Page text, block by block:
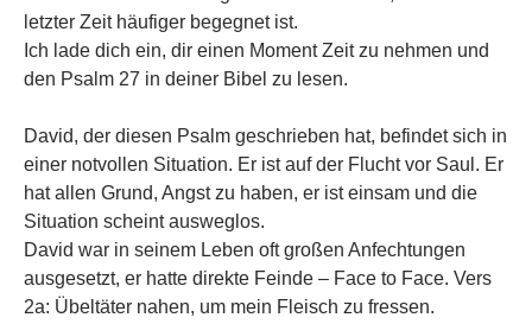
letzter Zeit häufiger begegnet ist.
Ich lade dich ein, dir einen Moment Zeit zu nehmen und
den Psalm 27 in deiner Bibel zu lesen.
David, der diesen Psalm geschrieben hat, befindet sich in
einer notvollen Situation. Er ist auf der Flucht vor Saul. Er
hat allen Grund, Angst zu haben, er ist einsam und die
Situation scheint ausweglos.
David war in seinem Leben oft großen Anfechtungen
ausgesetzt, er hatte direkte Feinde – Face to Face. Vers
2a: Übeltäter nahen, um mein Fleisch zu fressen.